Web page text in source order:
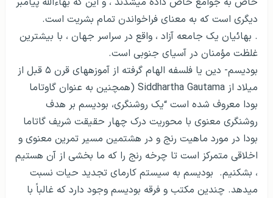
دیگری است که به معنای فراخواندن تمام بشریت است.
. بهائیان یک جامعه آزاد ، واقع در سراسر جهان ، با بیشترین
غلظت مؤمنان در آسیای جنوبی است.
بودیسم- دین یا فلسفه الهام گرفته از آموزه­های قرن ۵ قبل از
میلاد از Siddhartha Gautama (همچنین به عنوان گاوتاما
بودا معروف شده است “یک روشنگری، بودیسم بر هدف
روشنگری معنوی با محوریت درک چهار حقیقت شریف گاتاما
بودا در مورد ماهیت رنج و در هشتمین مسیر تمرین معنوی و
اخلاقی متمرکز است تا چرخه رنج را که ما بخشی از آن هستیم
، بشکنیم. بودیسم به سیستم کارمای تجدید حیات نسبت
می­دهد. چندین مکتب و فرقه بودیسم وجود دارد که غالباً با